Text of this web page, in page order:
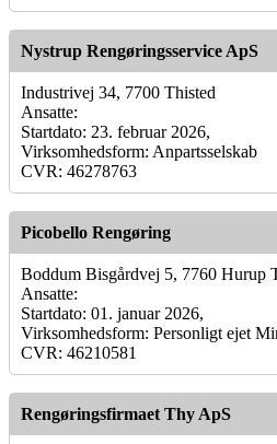
Nystrup Rengøringsservice ApS
Industrivej 34, 7700 Thisted
Ansatte:
Startdato: 23. februar 2026,
Virksomhedsform: Anpartsselskab
CVR: 46278763
Picobello Rengøring
Boddum Bisgårdvej 5, 7760 Hurup
Ansatte:
Startdato: 01. januar 2026,
Virksomhedsform: Personligt ejet
CVR: 46210581
Rengøringsfirmaet Thy ApS